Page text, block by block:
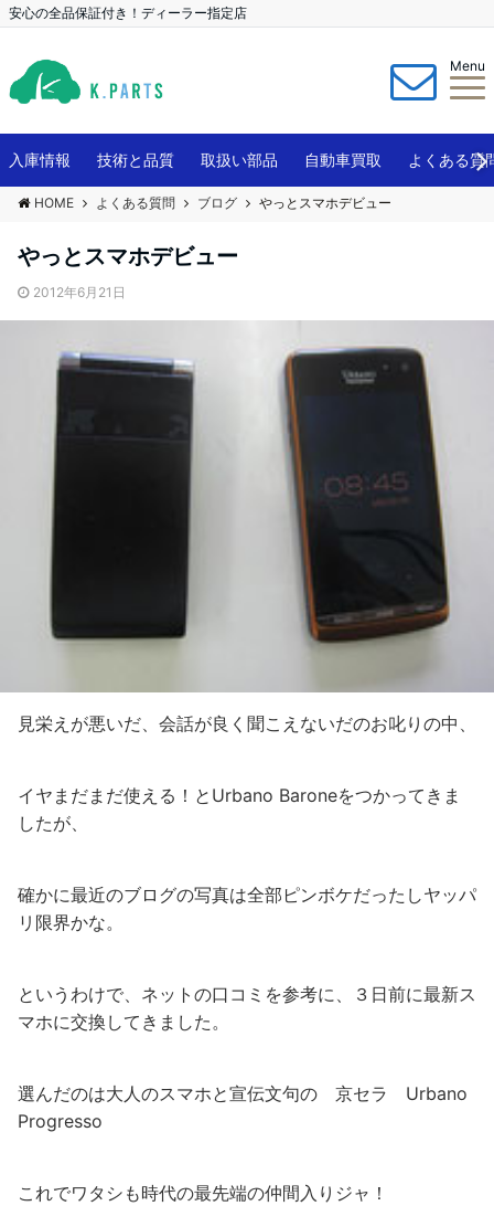
安心の全品保証付き！ディーラー指定店
Menu
入庫情報 技術と品質 取扱い部品 自動車買取 よくある質
HOME よくある質問 ブログ やっとスマホデビュー
やっとスマホデビュー
2012年6月21日
見栄えが悪いだ、会話が良く聞こえないだのお叱りの中、
イヤまだまだ使える！とUrbano Baroneをつかってきま
したが、
確かに最近のブログの写真は全部ピンボケだったしヤッパ
リ限界かな。
というわけで、ネットの口コミを参考に、３日前に最新ス
マホに交換してきました。
選んだのは大人のスマホと宣伝文句の 京セラ Urbano
Progresso
これでワタシも時代の最先端の仲間入りジャ！